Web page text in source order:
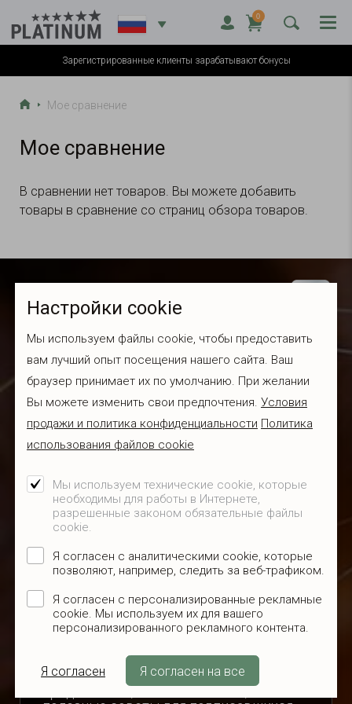
Зарегистрированные клиенты зарабатывают бонусы
 
0
 Мое сравнение
Мое сравнение
В сравнении нет товаров. Вы можете добавить
товары в сравнение со страниц обзора товаров.
 Рохелине 9, Тяхтвере, Тартумаа
Пн-Чт 8 - 17, Пт 8 - 16
Условия и порядок доставки
Отказ от заказа
Условия продажи и политика конфиденциальности
Политика использования файлов cookie
Изменить настройки cookie
Интересные специальные
Настройки cookie
Мы используем файлы cookie, чтобы предоставить
вам лучший опыт посещения нашего сайта. Ваш
браузер принимает их по умолчанию. При желании
Вы можете изменить свои предпочтения. Условия
продажи и политика конфиденциальности Политика
использования файлов cookie
Мы используем технические cookie, которые
необходимы для работы в Интернете,
разрешенные законом обязательные файлы
cookie.
Я согласен с аналитическими cookie, которые
позволяют, например, следить за веб-трафиком.
Я согласен с персонализированные рекламные
cookie. Мы используем их для вашего
персонализированного рекламного контента.
Я согласен Я согласен на все